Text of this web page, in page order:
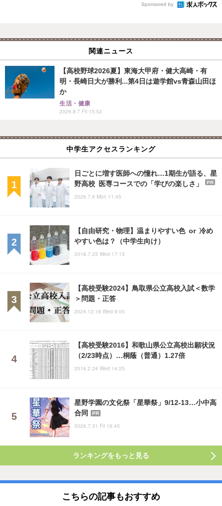
Sponsored by
関連ニュース
【高校野球2026夏】東海大甲府・健大高崎・有
明・長崎日大が勝利...第4日は遊学館vs青森山田ほ
か
生活・健康
2026.8.7 Fri 15:52
中学生アクセスランキング
日ごとに増す医師への憧れ…1期生が語る、星
野高校 医専コースでの「学びの楽しさ」
PR
2026.7.6 Mon 11:45
【自由研究・物理】温まりやすい色 or 冷め
やすい色は？（中学生向け）
2018.7.25 Wed 17:15
【高校受験2024】鳥取県公立高校入試＜数学
＞問題・正答
2024.12.18 Wed 9:00
【高校受験2016】和歌山県公立高校出願状況
（2/23時点）…桐蔭（普通）1.27倍
2016.2.24 Wed 14:25
星野学園の文化祭「星華祭」9/12-13…小中高
合同
PR
2026.7.31 Fri 16:45
ランキングをもっと見る
こちらの記事もおすすめ